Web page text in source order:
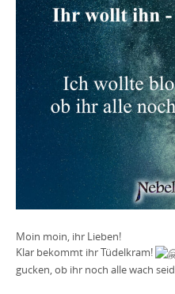
Moin moin, ihr Lieben!
Klar bekommt ihr Tüdelkram!
gucken, ob ihr noch alle wach seid.